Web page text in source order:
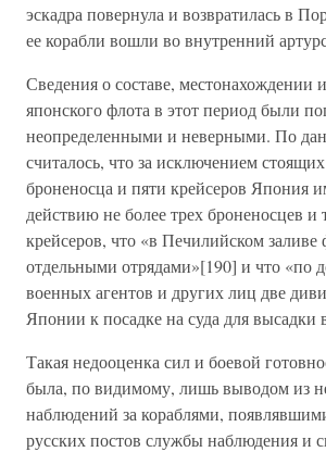
эскадра повернула и возвратилась в
ее корабли вошли во внутренний
Сведения о составе, местонахождении
японского флота в этот период были
неопределенными и неверными. По
считалось, что за исключением
броненосца и пяти крейсеров Япония
действию не более трех броненосцев
крейсеров, что «в Печилийском заливе
отдельными отрядами»[190] и что «по
военных агентов и других лиц две
Японии к посадке на суда для высадки
Такая недооценка сил и боевой
была, по видимому, лишь выводом из
наблюдений за кораблями,
русских постов службы наблюдения и